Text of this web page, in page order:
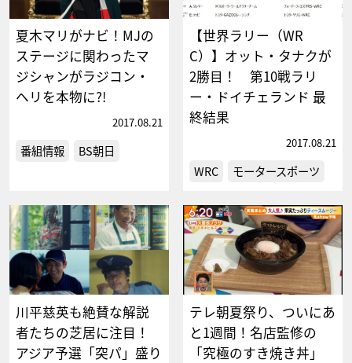
夏木マリがナビ！MJの
ステージに関わったマ
ジシャンがラジコン・
ヘリを本物に?!
2017.08.21
番組情報 BS朝日
【世界ラリー（WR
C）】オット・タナクが
2勝目！ 第10戦ラリ
ー・ドイチェランド 最
終結果
2017.08.21
WRC モータースポーツ
川平慈英も絶賛な解説
者たちの芝居に注目！
アジア予選「突パ」盛り
テレ朝夏祭り、ついにあ
と1週間！名店監修の
「究極のすき焼き丼」